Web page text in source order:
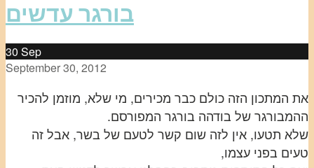
בורגר עדשים
30 Sep
September 30, 2012
את המתכון הזה כולם כבר מכירים, מי שלא, מוזמן להכיר
ההמבורגר של בודהה בורגר המפורסם.
שלא תטעו, אין לזה שום קשר לטעם של בשר, אבל זה
טעים בפני עצמו,